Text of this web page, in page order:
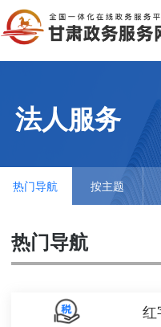
法人服务
热门导航 按主题
热门导航